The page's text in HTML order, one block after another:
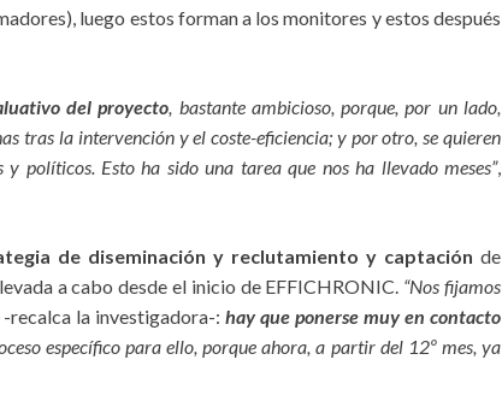
luego estos forman a los monitores y estos después
del proyecto, bastante ambicioso, porque, por un lado,
tras la intervención y el coste-eficiencia; y por otro, se quieren
y políticos. Esto ha sido una tarea que nos ha llevado meses”,
de diseminación y reclutamiento y captación de
a cabo desde el inicio de EFFICHRONIC. “Nos fijamos
-recalca la investigadora-: hay que ponerse muy en contacto
específico para ello, porque ahora, a partir del 12º mes, ya